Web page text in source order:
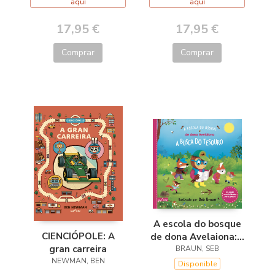
aquí
17,95 €
Comprar
aquí
17,95 €
Comprar
CIENCIÓPOLE: A
gran carreira
NEWMAN, BEN
A escola do bosque
de dona Avelaiona:A
busca do tesouro
BRAUN, SEB
Disponible